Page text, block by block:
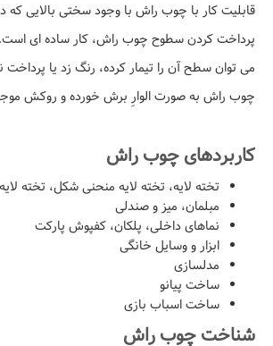
قابلیت کار با چوب راش با وجود سختی بالایی که
پرداخت کردن سطوح چوب راش، کار ساده ای است.
می توان سطح آن را تیمار کرده، رنگ زد یا پرداخت
چوب راش به صورت الوارِ برش خورده و روکش
کاربردهای چوب راش
تخته لایه، تخته لایه منحنی شکل، تخته
مبلمان، میز و صندلی
نماهای داخلی، پلکان، کفپوش پارکت
ابزار و وسایل خانگی
مدلسازی
ساخت پیانو
ساخت اسباب بازی
شناخت چوب راش